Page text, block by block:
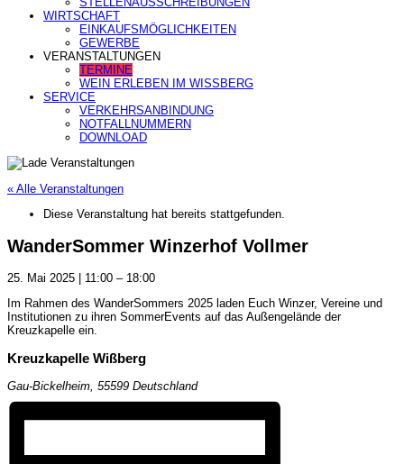
WIRTSCHAFT
EINKAUFSMÖGLICHKEITEN
GEWERBE
VERANSTALTUNGEN
TERMINE
WEIN ERLEBEN IM WISSBERG
SERVICE
VERKEHRSANBINDUNG
NOTFALLNUMMERN
DOWNLOAD
« Alle Veranstaltungen
Diese Veranstaltung hat bereits stattgefunden.
WanderSommer Winzerhof Vollmer
25. Mai 2025 | 11:00 – 18:00
Im Rahmen des WanderSommers 2025 laden Euch Winzer, Vereine und
Institutionen zu ihren SommerEvents auf das Außengelände der
Kreuzkapelle ein.
Kreuzkapelle Wißberg
Gau-Bickelheim, 55599 Deutschland